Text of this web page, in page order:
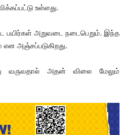
உள்ளது.
பயிர்கள் அறுவடை நடைபெறும். இந்த
என அஞ்சப்படுகிறது.
வருவதால் அதன் விலை மேலும்